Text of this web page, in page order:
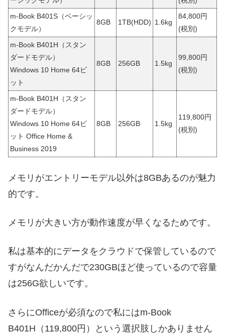
m-Book B401S（ベーシッ
クモデル）
8GB 1TB(HDD) 1.6kg
84,800円
(税別)
m-Book B401H（スタン
ダードモデル）
Windows 10 Home 64ビ
ット
8GB 256GB 1.5kg
99,800円
(税別)
m-Book B401H（スタン
ダードモデル）
Windows 10 Home 64ビ
ット Office Home &
Business 2019
8GB 256GB 1.5kg
119,800円
(税別)
メモリがエントリーモデル以外は8GBあるのが魅力
的です。
メモリが大きい方が動作速度が早くなるためです。
私は基本的にデータをクラウドで保管しているので
すがなんだかんだで230GBほど使っているので容量
は256G欲しいです。
さらにOfficeが必須なので私にはm-Book
B401H（119,800円）という選択肢しかありません